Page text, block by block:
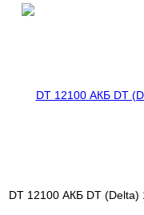
DT 12100 АКБ DT (Delta)